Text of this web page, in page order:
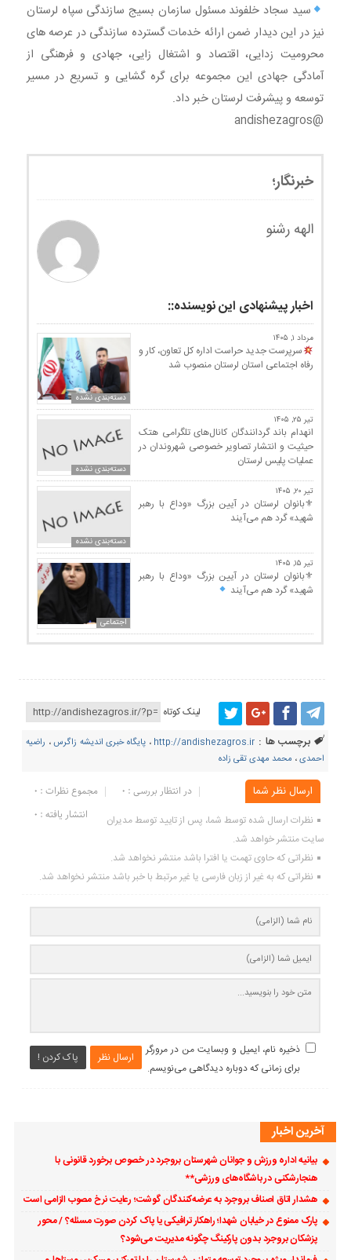
سید سجاد خلفوند مسئول سازمان بسیج سازندگی سپاه لرستان
نیز در این دیدار ضمن ارائه خدمات گسترده سازندگی در عرصه های
محرومیت زدایی، اقتصاد و اشتغال زایی، جهادی و فرهنگی از
آمادگی جهادی این مجموعه برای گره گشایی و تسریع در مسیر
توسعه و پیشرفت لرستان خبر داد.
@andishezagros
خبرنگار؛
الهه رشنو
اخبار پیشنهادی این نویسنده::
دسته‌بندی نشده
مرداد ۱, ۱۴۰۵
سرپرست جدید حراست اداره کل تعاون، کار و
رفاه اجتماعی استان لرستان منصوب شد
دسته‌بندی نشده
تیر ۲۵, ۱۴۰۵
انهدام باند گردانندگان کانال‌های تلگرامی هتک
حیثیت و انتشار تصاویر خصوصی شهروندان در
عملیات پلیس لرستان
دسته‌بندی نشده
تیر ۲۰, ۱۴۰۵
⚜بانوان لرستان در آیین بزرگ «وداع با رهبر
شهید» گرد هم می‌آیند
اجتماعی
تیر ۱۵, ۱۴۰۵
⚜بانوان لرستان در آیین بزرگ «وداع با رهبر
شهید» گرد هم می‌آیند
لینک کوتاه
برچسب ها : http://andishezagros.ir ، پایگاه خبری اندیشه زاگرس، راضیه
احمدی، محمد مهدی تقی زاده
ارسال نظر شما مجموع نظرات : 0
در انتظار بررسی : 0
انتشار یافته : ۰
نظرات ارسال شده توسط شما، پس از تایید توسط مدیران
سایت منتشر خواهد شد.
نظراتی که حاوی تهمت یا افترا باشد منتشر نخواهد شد.
نظراتی که به غیر از زبان فارسی یا غیر مرتبط با خبر باشد منتشر نخواهد شد.
ارسال نظر پاک کردن !
ذخیره نام، ایمیل و وبسایت من در مرورگر
برای زمانی که دوباره دیدگاهی می‌نویسم.
آخرین اخبار
بیانیه اداره ورزش و جوانان شهرستان بروجرد در خصوص برخورد قانونی با
هنجارشکنی در باشگاه‌های ورزشی**
هشدار اتاق اصناف بروجرد به عرضه‌کنندگان گوشت؛ رعایت نرخ مصوب الزامی است
پارک ممنوع در خیابان شهدا؛ راهکار ترافیکی یا پاک کردن صورت مسئله؟ / محور
پزشکان بروجرد بدون پارکینگ چگونه مدیریت می‌شود؟